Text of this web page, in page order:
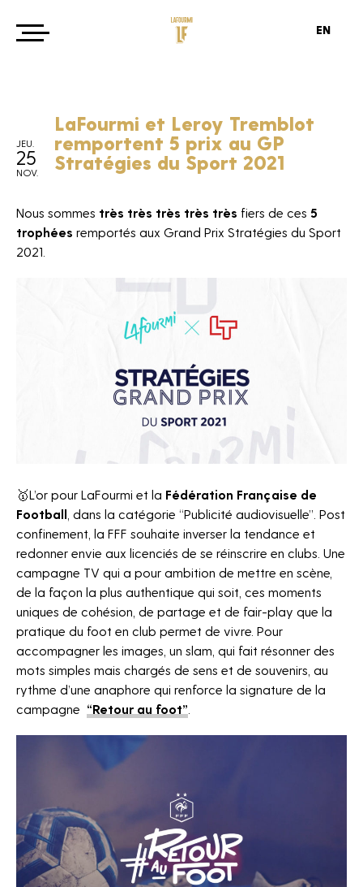
EN
Agence
Projets
News
Horizon sport
Jobs
Contact
The Fan Syndicate
JEU.
25
NOV.
LaFourmi et Leroy Tremblot
remportent 5 prix au GP
Stratégies du Sport 2021
Nous sommes très très très très très fiers de ces 5
trophées remportés aux Grand Prix Stratégies du Sport
2021.
🥇L’or pour LaFourmi et la Fédération Française de
Football , dans la catégorie “Publicité audiovisuelle”. Post
confinement , la FFF souhaite inverser la tendance et
redonner envie aux licenciés de se réinscrire en clubs. Une
campagne TV qui a pour ambition de mettre en scène,
de la façon la plus authentique qui soit, ces moments
uniques de cohésion, de partage et de fair-play que la
pratique du foot en club permet de vivre. Pour
accompagner les images, un slam, qui fait résonner des
mots simples mais chargés de sens et de souvenirs, au
rythme d’une anaphore qui renforce la signature de la
campagne “Retour au foot”